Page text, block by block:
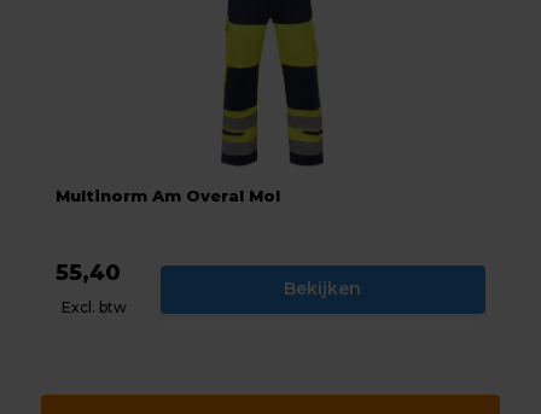
Multinorm Am Overal Mol
55,40
Excl. btw
Bekijken